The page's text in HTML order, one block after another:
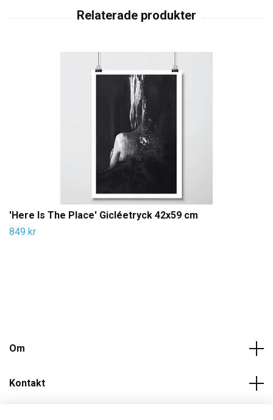
'Here Is The Place' Gicléetryck 42x59 cm
849 kr
Om
Kontakt